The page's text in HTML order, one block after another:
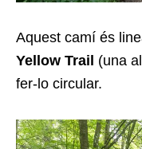
Aquest camí és
Yellow Trail (una
fer-lo circular.